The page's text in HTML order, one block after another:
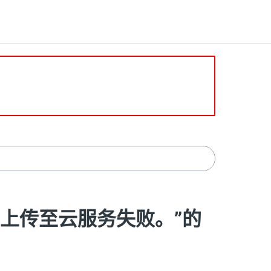
传至云服务失败。”的